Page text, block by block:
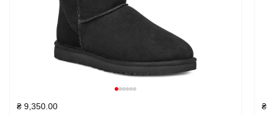
₴ 9,350.00 ₴